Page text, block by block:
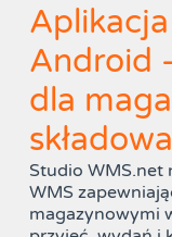
Android
dla
Studio WMS.net
WMS
magazynowymi